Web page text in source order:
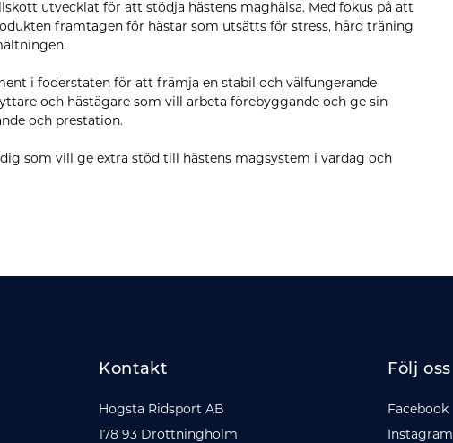
utvecklat för att stödja hästens maghälsa. Med fokus på att
framtagen för hästar som utsätts för stress, hård träning
i foderstaten för att främja en stabil och välfungerande
och hästägare som vill arbeta förebyggande och ge sin
och prestation.
som vill ge extra stöd till hästens magsystem i vardag och
Kontakt
Hogsta Ridsport AB
178 93 Drottningholm
Följ oss
Facebook
Instagram